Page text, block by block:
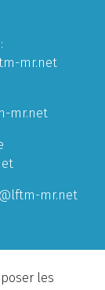
mr.net
mr.net
mr.net
les